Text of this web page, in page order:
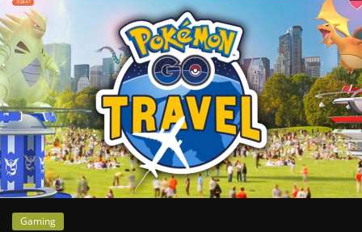
Gaming